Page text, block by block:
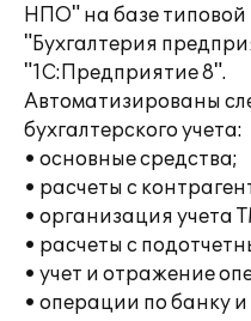
НПО" на базе
"Бухгалтерия
"1С:Предприятие 8".
Автоматизированы
бухгалтерского учета:
• основные средства;
• расчеты с
• организация учета
• расчеты с
• учет и отражение
• операции по банку и